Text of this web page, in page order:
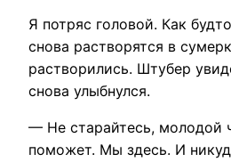
Я потряс головой. Как
снова растворятся в
растворились. Штубер
снова улыбнулся.
— Не старайтесь, молодой
поможет. Мы здесь. И